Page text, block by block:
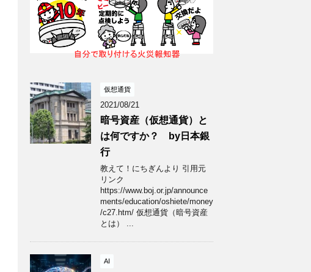
仮想通貨
2021/08/21
暗号資産（仮想通貨）と
は何ですか？ by日本銀
行
教えて！にちぎんより 引用元
リンク
https://www.boj.or.jp/announce
ments/education/oshiete/money
/c27.htm/ 仮想通貨（暗号資産
とは） ...
AI